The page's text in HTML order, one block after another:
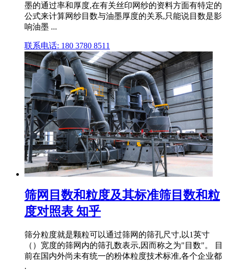
墨的通过率和厚度,在有关丝印网纱的资料方面有特定的
公式来计算网纱目数与油墨厚度的关系,只能说目数是影
响油墨 ...
联系电话: 180 3780 8511
筛网目数和粒度及其标准筛目数和粒
度对照表 知乎
筛分粒度就是颗粒可以通过筛网的筛孔尺寸,以1英寸
（）宽度的筛网内的筛孔数表示,因而称之为"目数"。 目
前在国内外尚未有统一的粉体粒度技术标准,各个企业都
.